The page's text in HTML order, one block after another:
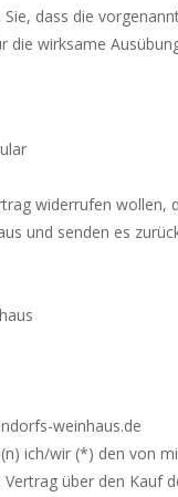
dass die
die wirksame
widerrufen wollen,
und senden es
weinhaus.de
ich/wir (*) den von
Vertrag über den Kauf